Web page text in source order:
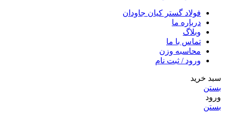
فولاد گستر کیان جاودان
درباره ما
وبلاگ
تماس با ما
محاسبه وزن
ورود / ثبت نام
سبد خرید
بستن
ورود
بستن